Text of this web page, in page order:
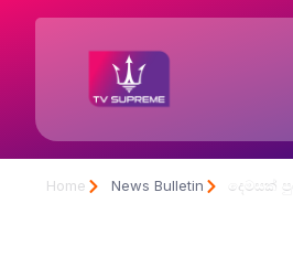
Home News Bulletin දෙමසක්